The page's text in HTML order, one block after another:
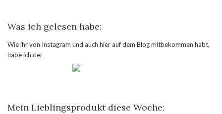
Was ich gelesen habe:
Wie ihr von Instagram und auch hier auf dem Blog mitbekommen habt,
habe ich der
Mein Lieblingsprodukt diese Woche: